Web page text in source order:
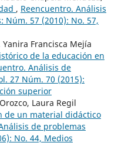
, Reencuentro. Análisis
57 (2010): No. 57,
Francisca Mejía
de la educación en
Análisis de
27 Núm. 70 (2015):
superior
Laura Regil
de un material didáctico
de problemas
No. 44, Medios